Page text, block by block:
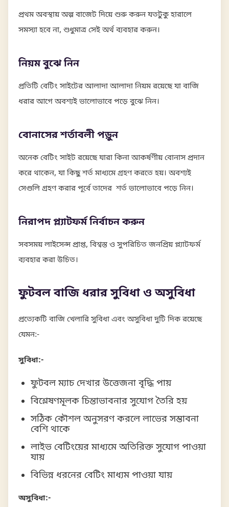
প্রথম অবস্থায় অল্প বাজেট দিয়ে শুরু করুন যতটুকু হারালে
সমস্যা হবে না, শুধুমাত্র সেই অর্থ ব্যবহার করুন।
নিয়ম বুঝে নিন
প্রতিটি বেটিং সাইটের আলাদা আলাদা নিয়ম রয়েছে যা বাজি
ধরার আগে অবশ্যই ভালোভাবে পড়ে বুঝে নিন।
বোনাসের শর্তাবলী পড়ুন
অনেক বেটিং সাইট রয়েছে যারা কিনা আকর্ষণীয় বোনাস প্রদান
করে থাকেন, যা কিছু শর্ত মাধ্যমে গ্রহণ করতে হয়। অবশ্যই
সেগুলি গ্রহণ করার পূর্বে তাদের শর্ত ভালোভাবে পড়ে নিন।
নিরাপদ প্ল্যাটফর্ম নির্বাচন করুন
সবসময় লাইসেন্স প্রাপ্ত, বিশ্বস্ত ও সুপরিচিত জনপ্রিয় প্ল্যাটফর্ম
ব্যবহার করা উচিত।
ফুটবল বাজি ধরার সুবিধা ও অসুবিধা
প্রত্যেকটি বাজি খেলারি সুবিধা এবং অসুবিধা দুটি দিক রয়েছে
যেমন:-
সুবিধা:-
ফুটবল ম্যাচ দেখার উত্তেজনা বৃদ্ধি পায়
বিশ্লেষণমূলক চিন্তাভাবনার সুযোগ তৈরি হয়
সঠিক কৌশল অনুসরণ করলে লাভের সম্ভাবনা
বেশি থাকে
লাইভ বেটিংয়ের মাধ্যমে অতিরিক্ত সুযোগ পাওয়া
যায়
বিভিন্ন ধরনের বেটিং মাধ্যম পাওয়া যায়
অসুবিধা:-